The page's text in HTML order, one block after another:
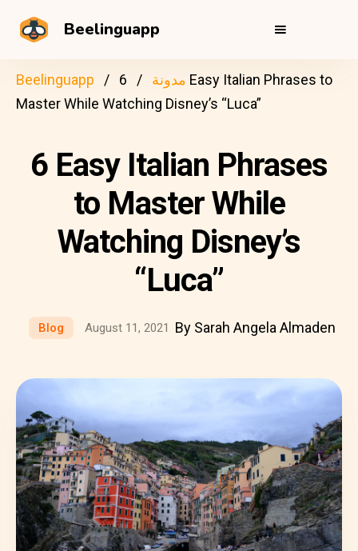
Beelinguapp
Beelinguapp مدونة
6 Easy Italian Phrases to
Master While Watching Disney’s “Luca”
6 Easy Italian Phrases
to Master While
Watching Disney’s
“Luca”
Blog August 11, 2021 By Sarah Angela Almaden